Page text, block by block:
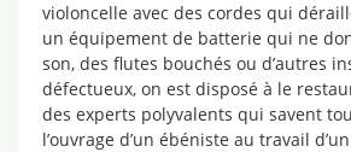
violoncelle avec des cordes qui
un équipement de batterie qui ne
son, des flutes bouchés ou d’autres
défectueux, on est disposé à le
des experts polyvalents qui savent
l’ouvrage d’un ébéniste au travail